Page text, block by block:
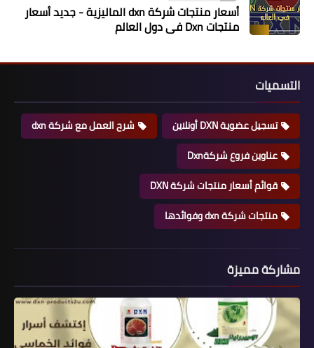
أسعار منتجات شركة dxn الماليزية - جديد أسعار
منتجات Dxn في دول العالم
التسميات
تسجيل عضوية DXN أونلاين
شرح العمل مع شركة dxn
عناوين فروع شركةDxn
قوائم أسعار منتجات شركة DXN
منتجات شركة dxn وفوائدها
مشاركة مميزة